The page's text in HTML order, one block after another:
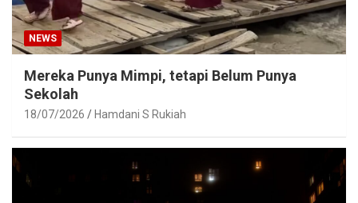
NEWS
Mereka Punya Mimpi, tetapi Belum Punya
Sekolah
18/07/2026 Hamdani S Rukiah